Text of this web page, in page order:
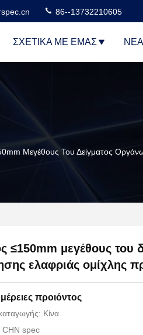
86--13732210605
ΣΧΕΤΙΚΆ ΜΕ ΕΜΆΣ ΝΈΑ
Μεγέθους Του Δείγματος
≤150mm μεγέθους του
ελαφριάς ομίχλης
προιόντος
Κίνα
spec